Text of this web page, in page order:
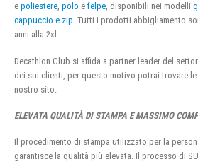
e poliestere, polo e felpe, disponibili nei modelli
cappuccio e zip. Tutti i prodotti abbigliamento
anni alla 2xl.
Decathlon Club si affida a partner leader del
dei sui clienti, per questo motivo potrai trovare
nostro sito.
ELEVATA QUALITÀ DI STAMPA E MASSIMO
Il procedimento di stampa utilizzato per la
garantisce la qualità più elevata. Il processo di